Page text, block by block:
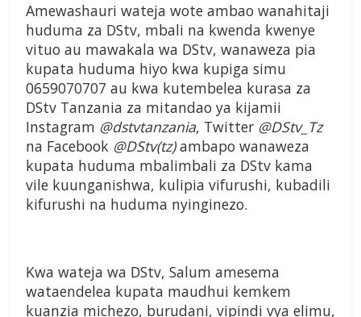
Amewashauri wateja wote ambao wanahitaji
huduma za DStv, mbali na kwenda kwenye
vituo au mawakala wa DStv, wanaweza pia
kupata huduma hiyo kwa kupiga simu
0659070707 au kwa kutembelea kurasa za
DStv Tanzania za mitandao ya kijamii
Instagram @dstvtanzania, Twitter @DStv_Tz
na Facebook @DStv(tz)ambapo wanaweza
kupata huduma mbalimbali za DStv kama
vile kuunganishwa, kulipia vifurushi, kubadili
kifurushi na huduma nyinginezo.
Kwa wateja wa DStv, Salum amesema
wataendelea kupata maudhui kemkem
kuanzia michezo, burudani, vipindi vya elimu,